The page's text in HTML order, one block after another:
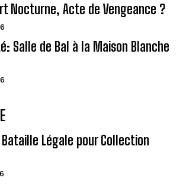
Nocturne, Acte de Vengeance ?
Salle de Bal à la Maison Blanche
Légale pour Collection